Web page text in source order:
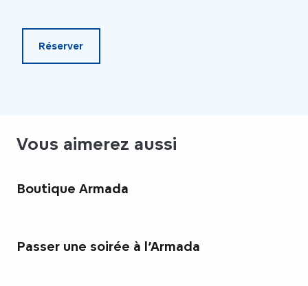
Réserver
Vous aimerez aussi
Boutique Armada
Passer une soirée à l’Armada